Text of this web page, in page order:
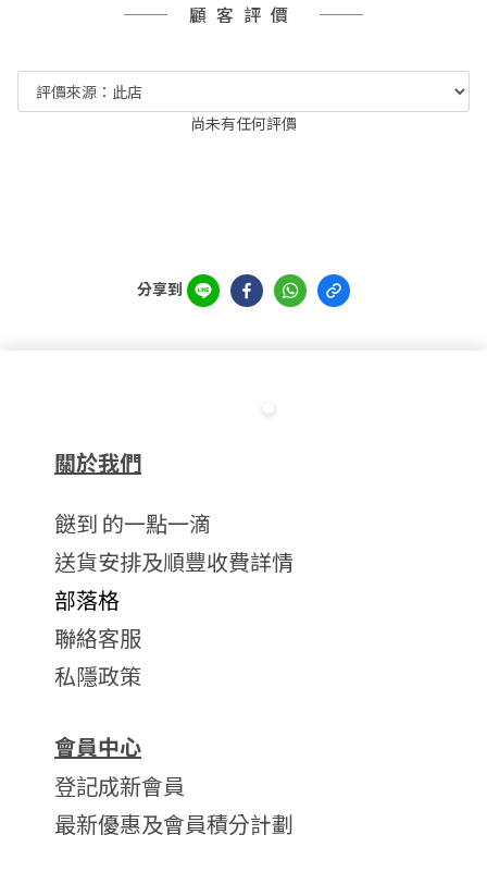
顧客評價
尚未有任何評價
分享到
關於我們
餸到 的一點一滴
送貨安排及順豐收費詳情
部落格
聯絡客服
私隱政策
會員中心
登記成新會員
最新優惠及會員積分計劃